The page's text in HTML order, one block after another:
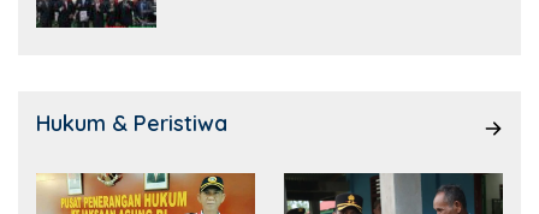
Hukum & Peristiwa